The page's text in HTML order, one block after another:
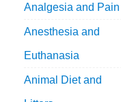
Analgesia and Pain
Anesthesia and
Euthanasia
Animal Diet and